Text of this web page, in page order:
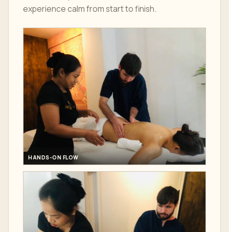
experience calm from start to finish.
HANDS-ON FLOW